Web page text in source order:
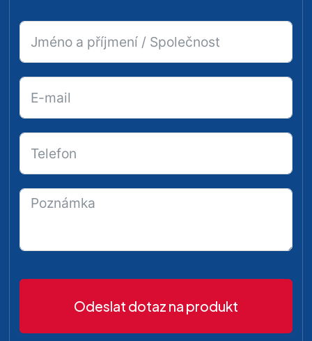
Odeslat dotaz na produkt